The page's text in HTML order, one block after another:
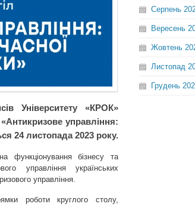
Університету «КРОК»
управління:
24 листопада 2023 року.
функціонування бізнесу та
управління українських
управління.
роботи круглого столу,
Серпень
Вересень
Жовтень
Листопад
Грудень